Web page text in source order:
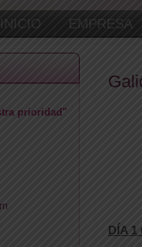
INICIO EMPRESA
prioridad"
DÍA